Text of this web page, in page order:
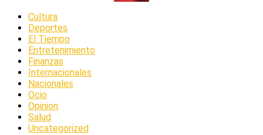
Cultura
Deportes
El Tiempo
Entretenimiento
Finanzas
Internacionales
Nacionales
Ocio
Opinion
Salud
Uncategorized